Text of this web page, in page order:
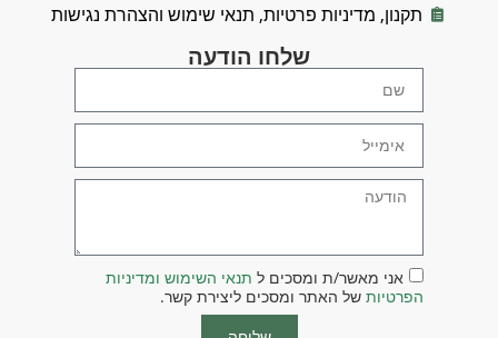
תקנון, מדיניות פרטיות, תנאי שימוש והצהרת נגישות
שלחו הודעה
אני מאשר/ת ומסכים ל תנאי השימוש ומדיניות
הפרטיות של האתר ומסכים ליצירת קשר.